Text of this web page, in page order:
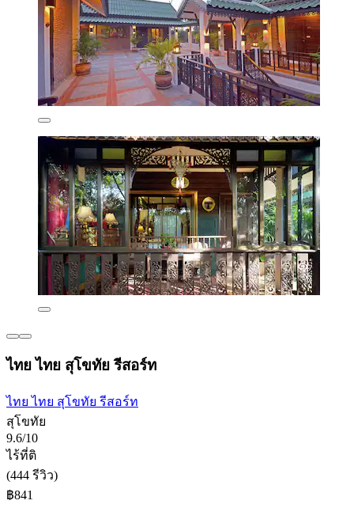
ไทย ไทย สุโขทัย รีสอร์ท
ไทย ไทย สุโขทัย รีสอร์ท
สุโขทัย
9.6/10
ไร้ที่ติ
(444 รีวิว)
฿841